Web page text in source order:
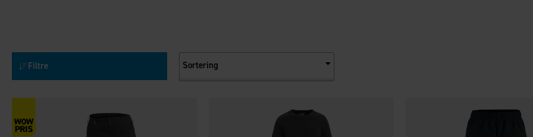
Filtre Sortering